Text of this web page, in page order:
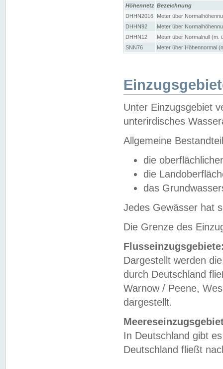
Höhennetz Bezeichnung
DHHN2016
Meter über
DHHN92
Meter über
DHHN12
Meter über Normalnull (m.
SNN76
Meter über Höhennormal
Unter Einzugsgebiet
unterirdisches
Allgemeine
die
die
das
Jedes Gewässer hat
Die Grenze des
Dargestellt werden
durch Deutschland
Warnow / Peene,
dargestellt.
In Deutschland gibt
Deutschland fließt